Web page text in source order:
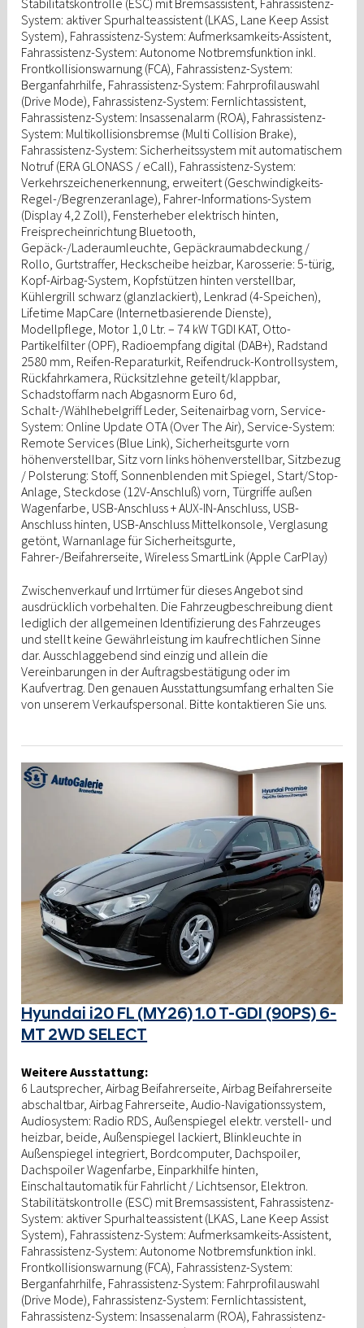
System: aktiver Spurhalteassistent (LKAS, Lane Keep Assist
System), Fahrassistenz-System: Aufmerksamkeits-Assistent,
Fahrassistenz-System: Autonome Notbremsfunktion inkl.
Frontkollisionswarnung (FCA), Fahrassistenz-System:
Berganfahrhilfe, Fahrassistenz-System: Fahrprofilauswahl
(Drive Mode), Fahrassistenz-System: Fernlichtassistent,
Fahrassistenz-System: Insassenalarm (ROA), Fahrassistenz-
System: Multikollisionsbremse (Multi Collision Brake),
Fahrassistenz-System: Sicherheitssystem mit automatischem
Notruf (ERA GLONASS / eCall), Fahrassistenz-System:
Verkehrszeichenerkennung, erweitert (Geschwindigkeits-
Regel-/Begrenzeranlage), Fahrer-Informations-System
(Display 4,2 Zoll), Fensterheber elektrisch hinten,
Freisprecheinrichtung Bluetooth,
Gepäck-/Laderaumleuchte, Gepäckraumabdeckung /
Rollo, Gurtstraffer, Heckscheibe heizbar, Karosserie: 5-türig,
Kopf-Airbag-System, Kopfstützen hinten verstellbar,
Kühlergrill schwarz (glanzlackiert), Lenkrad (4-Speichen),
Lifetime MapCare (Internetbasierende Dienste),
Modellpflege, Motor 1,0 Ltr. – 74 kW TGDI KAT, Otto-
Partikelfilter (OPF), Radioempfang digital (DAB+), Radstand
2580 mm, Reifen-Reparaturkit, Reifendruck-Kontrollsystem,
Rückfahrkamera, Rücksitzlehne geteilt/klappbar,
Schadstoffarm nach Abgasnorm Euro 6d,
Schalt-/Wählhebelgriff Leder, Seitenairbag vorn, Service-
System: Online Update OTA (Over The Air), Service-System:
Remote Services (Blue Link), Sicherheitsgurte vorn
höhenverstellbar, Sitz vorn links höhenverstellbar, Sitzbezug
/ Polsterung: Stoff, Sonnenblenden mit Spiegel, Start/Stop-
Anlage, Steckdose (12V-Anschluß) vorn, Türgriffe außen
Wagenfarbe, USB-Anschluss + AUX-IN-Anschluss, USB-
Anschluss hinten, USB-Anschluss Mittelkonsole, Verglasung
getönt, Warnanlage für Sicherheitsgurte,
Fahrer-/Beifahrerseite, Wireless SmartLink (Apple CarPlay)
Zwischenverkauf und Irrtümer für dieses Angebot sind
ausdrücklich vorbehalten. Die Fahrzeugbeschreibung dient
lediglich der allgemeinen Identifizierung des Fahrzeuges
und stellt keine Gewährleistung im kaufrechtlichen Sinne
dar. Ausschlaggebend sind einzig und allein die
Vereinbarungen in der Auftragsbestätigung oder im
Kaufvertrag. Den genauen Ausstattungsumfang erhalten Sie
von unserem Verkaufspersonal. Bitte kontaktieren Sie uns.
Hyundai i20 FL (MY26) 1.0 T-GDI (90PS) 6-
MT 2WD SELECT
Weitere Ausstattung:
6 Lautsprecher, Airbag Beifahrerseite, Airbag Beifahrerseite
abschaltbar, Airbag Fahrerseite, Audio-Navigationssystem,
Audiosystem: Radio RDS, Außenspiegel elektr. verstell- und
heizbar, beide, Außenspiegel lackiert, Blinkleuchte in
Außenspiegel integriert, Bordcomputer, Dachspoiler,
Dachspoiler Wagenfarbe, Einparkhilfe hinten,
Einschaltautomatik für Fahrlicht / Lichtsensor, Elektron.
Stabilitätskontrolle (ESC) mit Bremsassistent, Fahrassistenz-
System: aktiver Spurhalteassistent (LKAS, Lane Keep Assist
System), Fahrassistenz-System: Aufmerksamkeits-Assistent,
Fahrassistenz-System: Autonome Notbremsfunktion inkl.
Frontkollisionswarnung (FCA), Fahrassistenz-System:
Berganfahrhilfe, Fahrassistenz-System: Fahrprofilauswahl
(Drive Mode), Fahrassistenz-System: Fernlichtassistent,
Fahrassistenz-System: Insassenalarm (ROA), Fahrassistenz-